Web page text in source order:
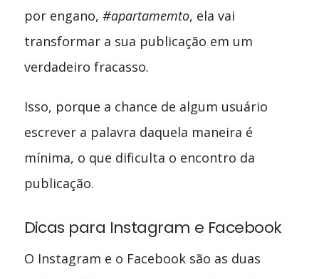
por engano, #apartamemto, ela vai
transformar a sua publicação em um
verdadeiro fracasso.
Isso, porque a chance de algum usuário
escrever a palavra daquela maneira é
mínima, o que dificulta o encontro da
publicação.
Dicas para Instagram e Facebook
O Instagram e o Facebook são as duas